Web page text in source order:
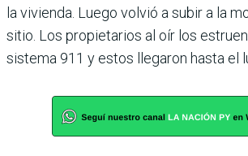
la vivienda. Luego volvió a subir a la
sitio. Los propietarios al oír los
sistema 911 y estos llegaron hasta el